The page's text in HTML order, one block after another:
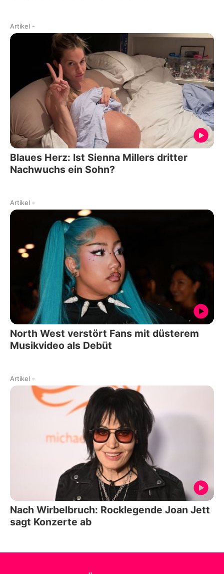
Artikel -
Blaues Herz: Ist Sienna Millers dritter
Nachwuchs ein Sohn?
Artikel -
North West verstört Fans mit düsterem
Musikvideo als Debüt
Artikel -
Nach Wirbelbruch: Rocklegende Joan Jett
sagt Konzerte ab